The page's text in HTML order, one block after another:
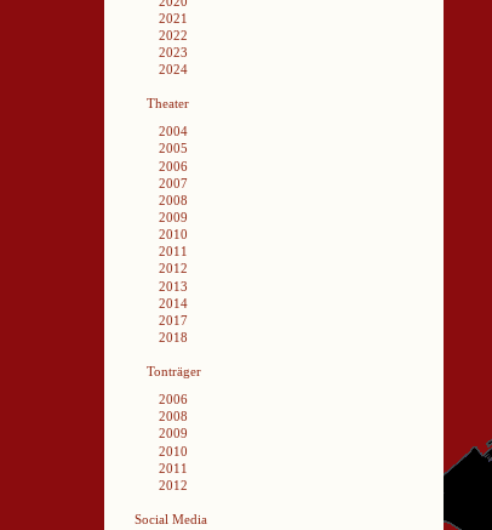
2021
2022
2023
2024
Theater
2004
2005
2006
2007
2008
2009
2010
2011
2012
2013
2014
2017
2018
Tonträger
2006
2008
2009
2010
2011
2012
Social Media